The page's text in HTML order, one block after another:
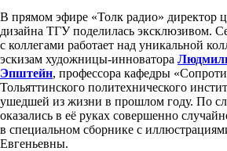
В прямом эфире «Толк радио» директор
дизайна ТГУ поделилась эксклюзивом.
с коллегами работает над уникальной
эскизам художницы-инноватора
Эпштейн, профессора кафедры
Тольяттинского политехнического
ушедшей из жизни в прошлом году. По
оказались в её руках совершенно
в специальном сборнике с
Евгеньевны.